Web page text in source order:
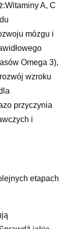
A, C
mózgu i
Omega 3),
wzroku
przyczynia
i
etapach